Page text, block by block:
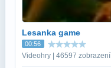
Lesanka game
00:56
Videohry | 46597 zobrazení